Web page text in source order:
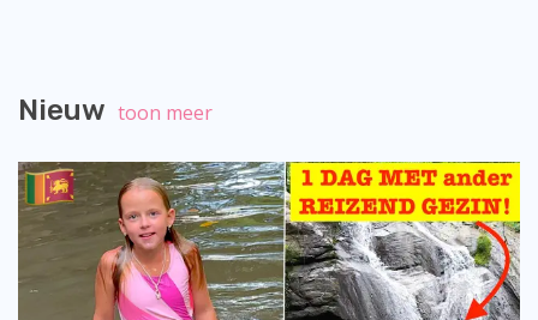
Nieuw toon meer